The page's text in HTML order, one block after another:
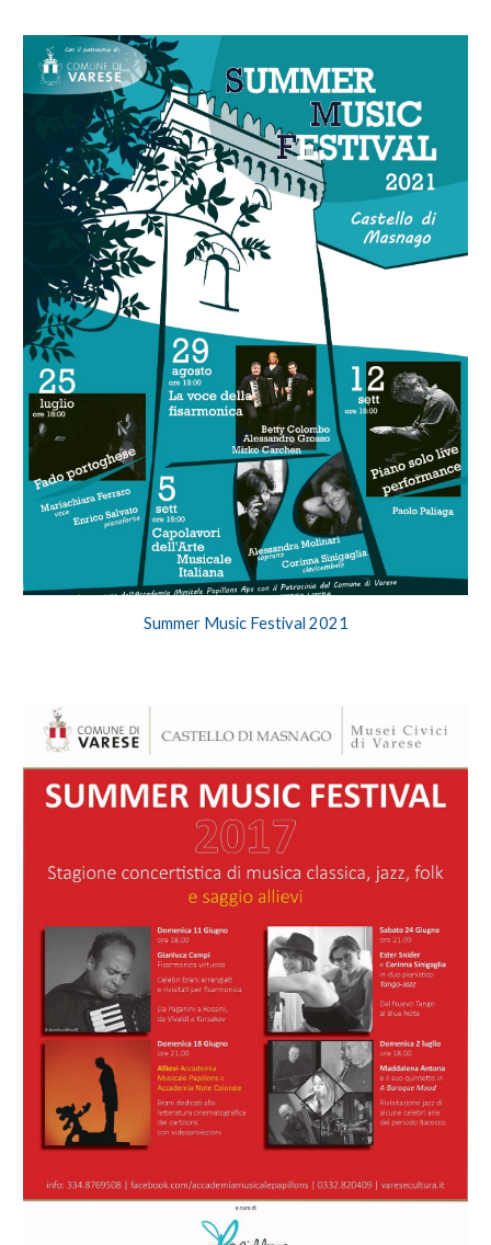
Summer Music Festival 2021